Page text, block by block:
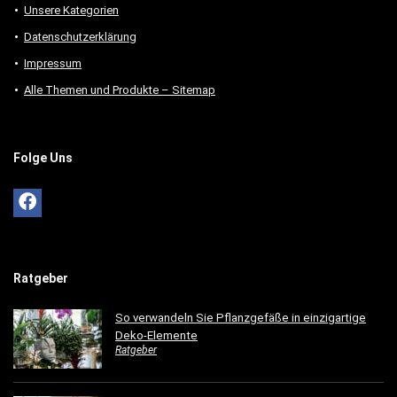
Unsere Kategorien
Datenschutzerklärung
Impressum
Alle Themen und Produkte – Sitemap
Folge Uns
Ratgeber
So verwandeln Sie Pflanzgefäße in einzigartige
Deko-Elemente
Ratgeber